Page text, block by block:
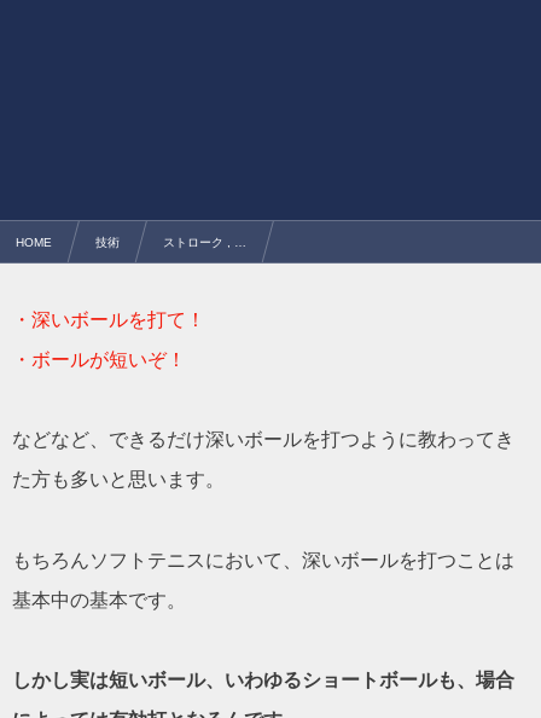
HOME 技術 ストローク , …
・深いボールを打て！
・ボールが短いぞ！
などなど、できるだけ深いボールを打つように教わってき
た方も多いと思います。
もちろんソフトテニスにおいて、深いボールを打つことは
基本中の基本です。
しかし実は短いボール、いわゆるショートボールも、場合